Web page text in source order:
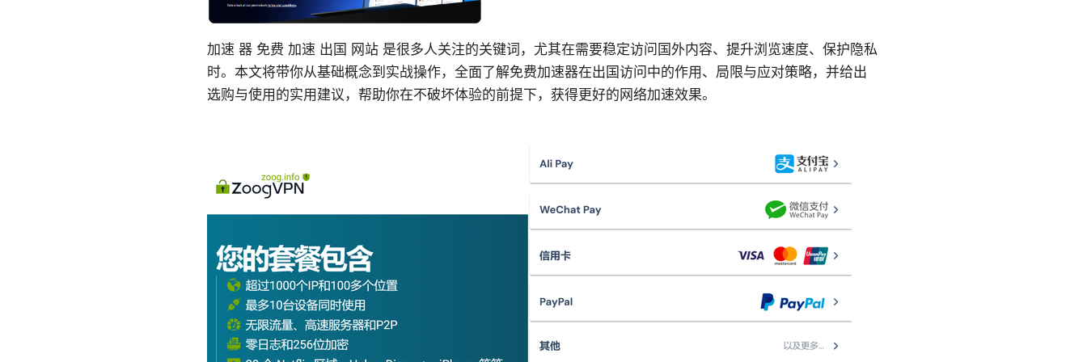
加速 器 免费 加速 出国 网站 是很多人关注的关键词，尤其在需要稳定访问国外内容、提升浏览速度、保护隐私
时。本文将带你从基础概念到实战操作，全面了解免费加速器在出国访问中的作用、局限与应对策略，并给出
选购与使用的实用建议，帮助你在不破坏体验的前提下，获得更好的网络加速效果。